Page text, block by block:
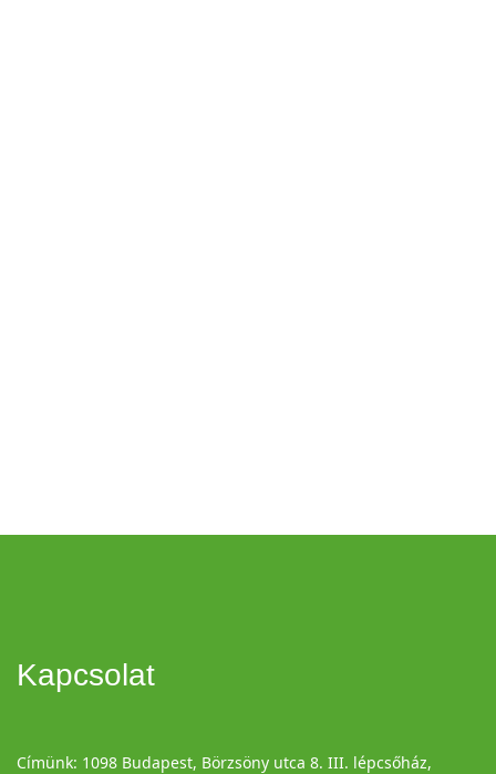
Kapcsolat
Címünk: 1098 Budapest, Börzsöny utca 8. III. lépcsőház,